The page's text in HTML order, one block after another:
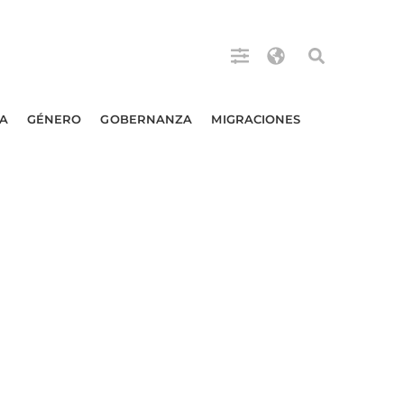
GÉNERO GOBERNANZA MIGRACIONES